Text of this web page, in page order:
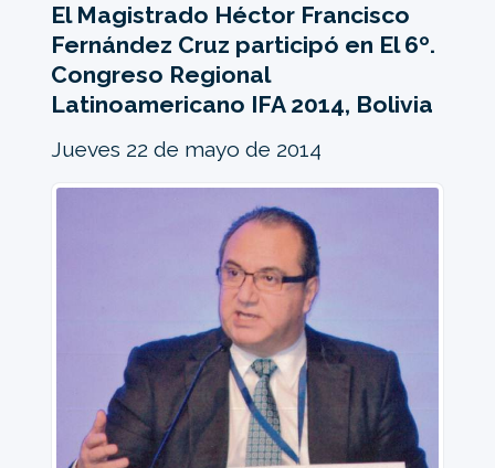
El Magistrado Héctor Francisco
Fernández Cruz participó en El 6º.
Congreso Regional
Latinoamericano IFA 2014, Bolivia
Jueves 22 de mayo de 2014